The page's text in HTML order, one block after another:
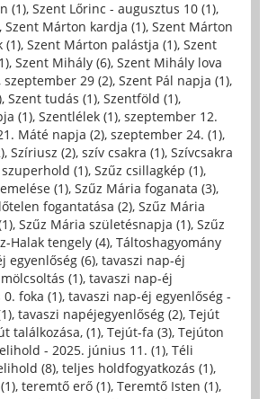
(1), Szent Lőrinc - augusztus 10 (1),
Szent Márton kardja (1), Szent Márton
(1), Szent Márton palástja (1), Szent
, Szent Mihály (6), Szent Mihály lova
29 (2), Szent Pál napja (1),
, Szent tudás (1), Szentföld (1),
(1), Szentlélek (1), szeptember 12.
Máté napja (2), szeptember 24. (1),
, Szíriusz (2), szív csakra (1), Szívcsakra
szuperhold (1), Szűz csillagkép (1),
(1), Szűz Mária foganata (3),
fogantatása (2), Szűz Mária
, Szűz Mária születésnapja (1), Szűz
Halak tengely (4), Táltoshagyomány
egyenlőség (6), tavaszi nap-éj
(1), tavaszi nap-éj
foka (1), tavaszi nap-éj egyenlőség -
, tavaszi napéjegyenlőség (2), Tejút
találkozása, (1), Tejút-fa (3), Tejúton
- 2025. június 11. (1), Téli
(8), teljes holdfogyatkozás (1),
, teremtő erő (1), Teremtő Isten (1),